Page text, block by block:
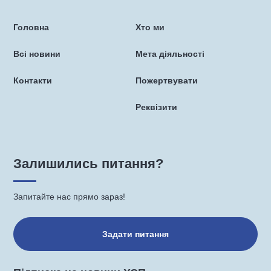
Головна
Всі новини
Контакти
Хто ми
Мета діяльності
Пожертвувати
Реквізити
Залишились питання?
Запитайте нас прямо зараз!
Задати питання